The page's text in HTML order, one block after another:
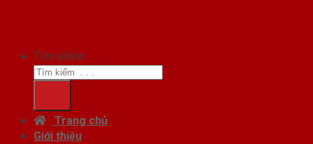
Tìm kiếm:
Trang chủ
Giới thiệu